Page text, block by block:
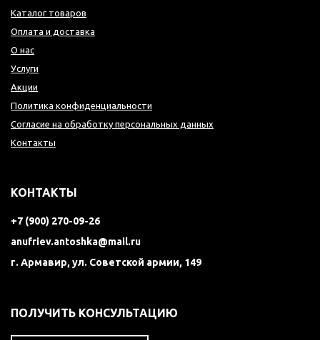
Каталог товаров
Оплата и доставка
О нас
Услуги
Акции
Политика конфиденциальности
Согласие на обработку персональных данных
Контакты
КОНТАКТЫ
+7 (900) 270-09-26
anufriev.antoshka@mail.ru
г. Армавир, ул. Советской армии, 149
ПОЛУЧИТЬ КОНСУЛЬТАЦИЮ